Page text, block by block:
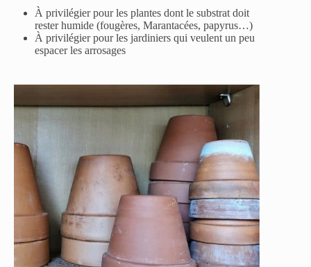
À privilégier pour les plantes dont le substrat doit
rester humide (fougères, Marantacées, papyrus…)
À privilégier pour les jardiniers qui veulent un peu
espacer les arrosages